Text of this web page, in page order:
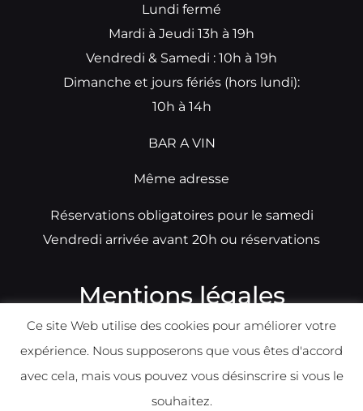
Lundi fermé
Mardi à Jeudi 13h à 19h
Vendredi & Samedi : 10h à 19h
Dimanche et jours fériés (hors lundi):
10h à 14h
BAR A VIN
Même adresse
Réservations obligatoires pour le samedi
Vendredi arrivée avant 20h ou réservations
Mentions légales
Ce site Web utilise des cookies pour améliorer votre
expérience. Nous supposerons que vous êtes d'accord
avec cela, mais vous pouvez vous désinscrire si vous le
souhaitez.